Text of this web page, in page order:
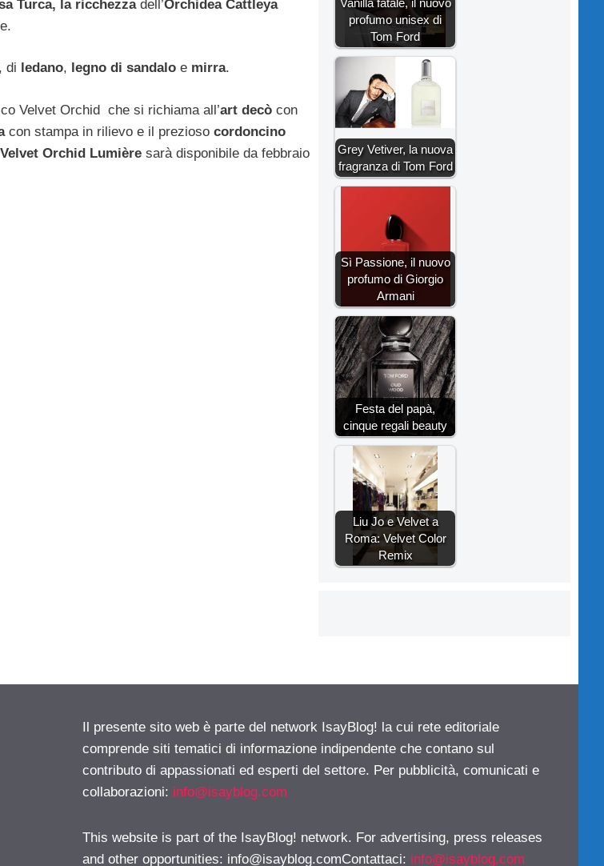
Turca, la ricchezza dell’Orchidea Cattleya
di ledano, legno di sandalo e mirra.
Velvet Orchid che si richiama all’art decò con
con stampa in rilievo e il prezioso cordoncino
Velvet Orchid Lumière sarà disponibile da febbraio
profumo unisex di
Tom Ford
Grey Vetiver, la nuova
fragranza di Tom Ford
Sì Passione, il nuovo
profumo di Giorgio
Armani
Festa del papà,
cinque regali beauty
Liu Jo e Velvet a
Roma: Velvet Color
Remix
Il presente sito web è parte del network IsayBlog! la cui rete editoriale
comprende siti tematici di informazione indipendente che contano sul
contributo di appassionati ed esperti del settore. Per pubblicità, comunicati e
collaborazioni: info@isayblog.com
This website is part of the IsayBlog! network. For advertising, press releases
and other opportunities: info@isayblog.comContattaci: info@isayblog.com